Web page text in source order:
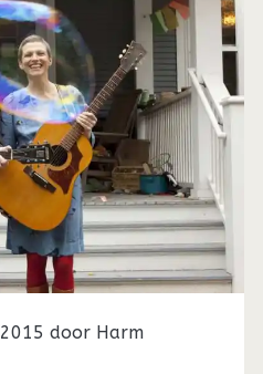
door Harm